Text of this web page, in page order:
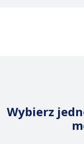
Wybierz